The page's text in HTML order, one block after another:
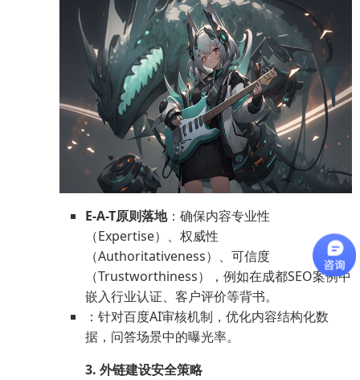
E-A-T原则落地：确保内容专业性
（Expertise）、权威性
（Authoritativeness）、可信度
（Trustworthiness），例如在成都SEO案例中
嵌入行业认证、客户评价等背书。
：针对百度AI审核机制，优化内容结构化数
据，问答场景中的曝光率。
3. 外链建设安全策略